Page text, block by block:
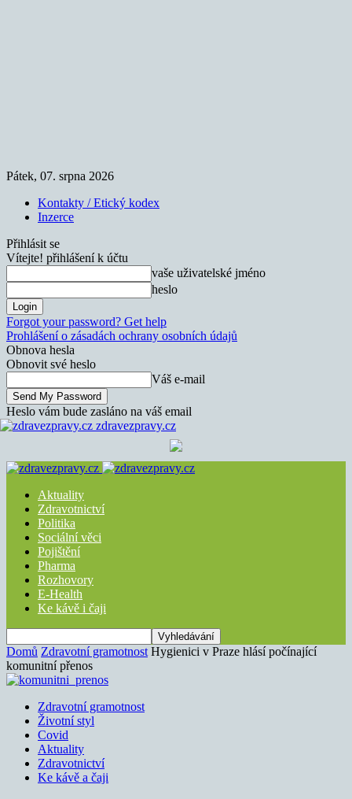
Pátek, 07. srpna 2026
Kontakty / Etický kodex
Inzerce
Přihlásit se
Vítejte! přihlášení k účtu
vaše uživatelské jméno
heslo
Forgot your password? Get help
Prohlášení o zásadách ochrany osobních údajů
Obnova hesla
Obnovit své heslo
Váš e-mail
Heslo vám bude zasláno na váš email
zdravezpravy.cz
Aktuality
Zdravotnictví
Politika
Sociální věci
Pojištění
Pharma
Rozhovory
E-Health
Ke kávě i čaji
Domů Zdravotní gramotnost Hygienici v Praze hlásí počínající
komunitní přenos
Zdravotní gramotnost
Životní styl
Covid
Aktuality
Zdravotnictví
Ke kávě a čaji